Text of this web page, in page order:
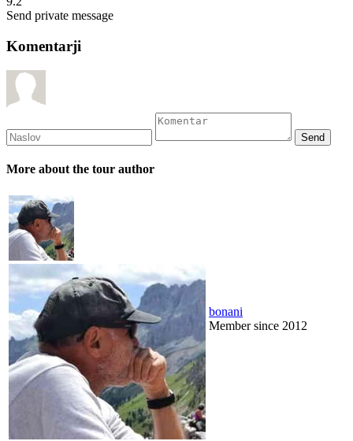
Send private message
Komentarji
More about the tour author
bonani
Member since 2012